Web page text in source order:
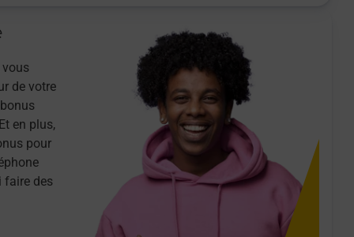
vous
de votre
en plus,
pour
faire des